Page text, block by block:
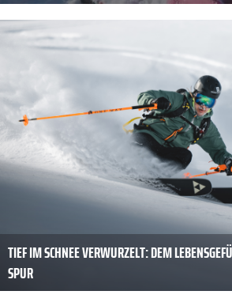
TIEF IM SCHNEE VERWURZELT: DEM
SPUR